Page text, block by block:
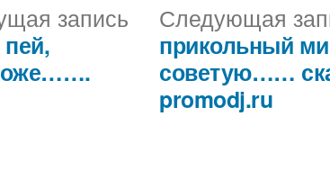
запись Предыдущая
запись:
Следующая
прикольный
советую……
promodj.ru